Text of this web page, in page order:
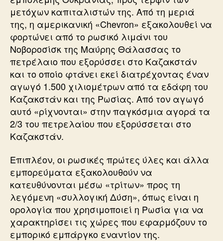
μετόχων καπιταλιστών της. Από τη μεριά
της, η αμερικανική «Chevron» εξακολουθεί να
φορτώνει από το ρωσικό λιμάνι του
Νοβοροσίσκ της Μαύρης Θάλασσας το
πετρέλαιο που εξορύσσει στο Καζακστάν
και το οποίο φτάνει εκεί διατρέχοντας έναν
αγωγό 1.500 χιλιομέτρων από τα εδάφη του
Καζακστάν και της Ρωσίας. Από τον αγωγό
αυτό «ρίχνονται» στην παγκόσμια αγορά τα
2/3 του πετρελαίου που εξορύσσεται στο
Καζακστάν.
Επιπλέον, οι ρωσικές πρώτες ύλες και άλλα
εμπορεύματα εξακολουθούν να
κατευθύνονται μέσω «τρίτων» προς τη
λεγόμενη «συλλογική Δύση», όπως είναι η
ορολογία που χρησιμοποιεί η Ρωσία για να
χαρακτηρίσει τις χώρες που εφαρμόζουν το
εμπορικό εμπάργκο εναντίον της.